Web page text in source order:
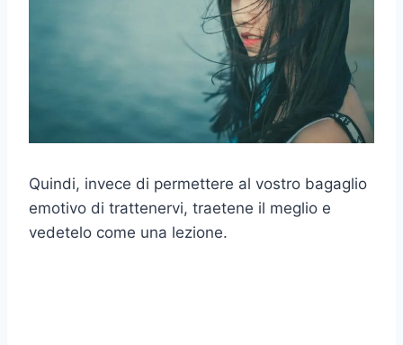
Quindi, invece di permettere al vostro bagaglio
emotivo di trattenervi, traetene il meglio e
vedetelo come una lezione.